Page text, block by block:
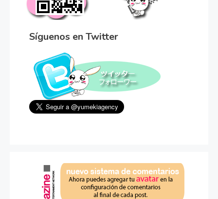
Síguenos en Twitter